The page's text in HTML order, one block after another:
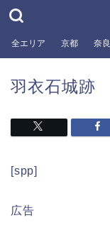
全エリア 京都 奈良
羽衣石城跡
[spp]
広告